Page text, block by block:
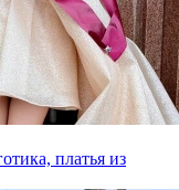
платья из